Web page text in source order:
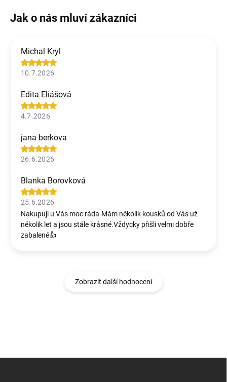
Michal Kryl
10.7.2026
Edita Eliášová
4.7.2026
jana berkova
26.6.2026
Blanka Borovková
25.6.2026
Nakupuji u Vás moc ráda.Mám několik kousků od Vás už
několik let a jsou stále krásné.Vždycky přišli velmi dobře
zabalené👍
Zobrazit další hodnocení